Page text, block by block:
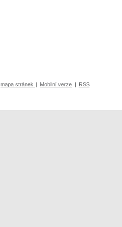
mapa stránek | Mobilní verze | RSS